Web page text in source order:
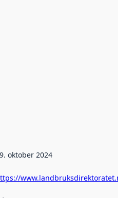
oktober 2024
www.landbruksdirektoratet.no